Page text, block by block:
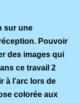
sur une
Pouvoir
des images qui
ce travail 2
à l’arc lors de
colorée aux